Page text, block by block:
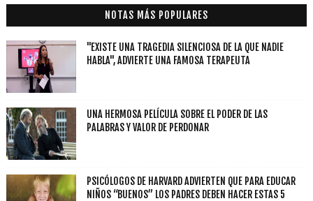
NOTAS MÁS POPULARES
"EXISTE UNA TRAGEDIA SILENCIOSA DE LA QUE NADIE
HABLA", ADVIERTE UNA FAMOSA TERAPEUTA
UNA HERMOSA PELÍCULA SOBRE EL PODER DE LAS
PALABRAS Y VALOR DE PERDONAR
PSICÓLOGOS DE HARVARD ADVIERTEN QUE PARA EDUCAR
NIÑOS “BUENOS” LOS PADRES DEBEN HACER ESTAS 5